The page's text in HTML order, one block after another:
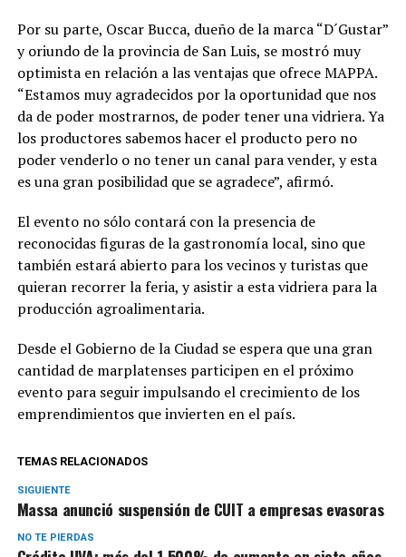
Por su parte, Oscar Bucca, dueño de la marca “D´Gustar”
y oriundo de la provincia de San Luis, se mostró muy
optimista en relación a las ventajas que ofrece MAPPA.
“Estamos muy agradecidos por la oportunidad que nos
da de poder mostrarnos, de poder tener una vidriera. Ya
los productores sabemos hacer el producto pero no
poder venderlo o no tener un canal para vender, y esta
es una gran posibilidad que se agradece”, afirmó.
El evento no sólo contará con la presencia de
reconocidas figuras de la gastronomía local, sino que
también estará abierto para los vecinos y turistas que
quieran recorrer la feria, y asistir a esta vidriera para la
producción agroalimentaria.
Desde el Gobierno de la Ciudad se espera que una gran
cantidad de marplatenses participen en el próximo
evento para seguir impulsando el crecimiento de los
emprendimientos que invierten en el país.
TEMAS RELACIONADOS
SIGUIENTE
Massa anunció suspensión de CUIT a empresas evasoras
NO TE PIERDAS